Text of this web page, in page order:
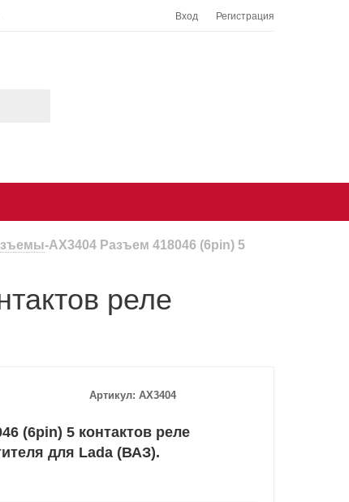
Вход Регистрация
-AX3404 Разъем 418046 (6pin) 5
реле
Артикул: AX3404
(6pin) 5 контактов реле
для Lada (ВАЗ).